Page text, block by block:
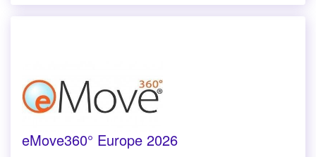
eMove360° Europe 2026